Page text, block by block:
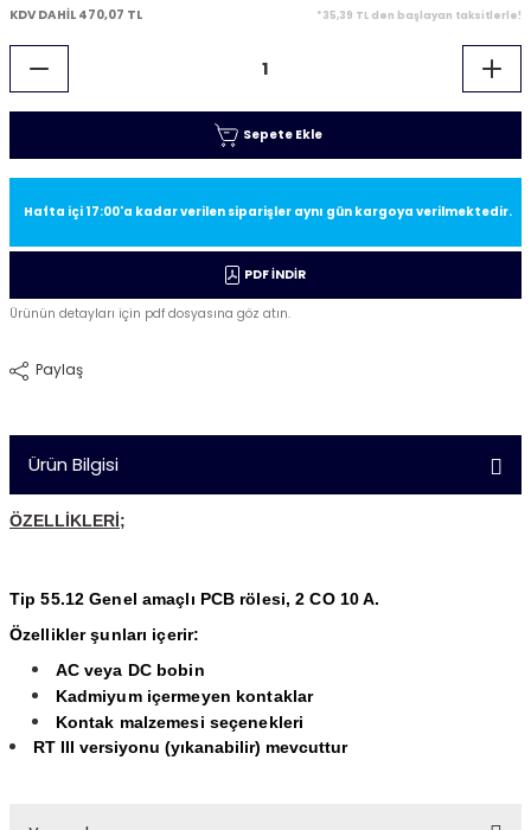
KDV DAHİL 470,07 TL *35,39 TL den başlayan taksitlerle!
Sepete Ekle
Hafta içi 17:00'a kadar verilen siparişler aynı gün kargoya verilmektedir.
PDF İNDİR
Ürünün detayları için pdf dosyasına göz atın.
Paylaş
Ürün Bilgisi
ÖZELLİKLERİ;
Tip 55.12 Genel amaçlı PCB rölesi, 2 CO 10 A.
Özellikler şunları içerir:
AC veya DC bobin
Kadmiyum içermeyen kontaklar
Kontak malzemesi seçenekleri
RT III versiyonu (yıkanabilir) mevcuttur